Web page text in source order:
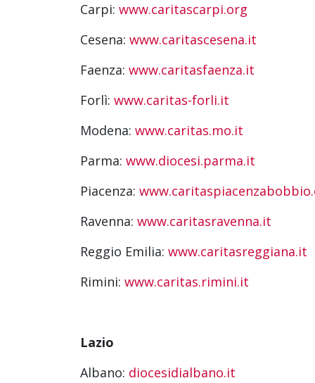
Carpi: www.caritascarpi.org
Cesena: www.caritascesena.it
Faenza: www.caritasfaenza.it
Forlì: www.caritas-forli.it
Modena: www.caritas.mo.it
Parma: www.diocesi.parma.it
Piacenza:
Ravenna: www.caritasravenna.it
Reggio Emilia: www.caritasreggiana.it
Rimini: www.caritas.rimini.it
Lazio
Albano: diocesidialbano.it